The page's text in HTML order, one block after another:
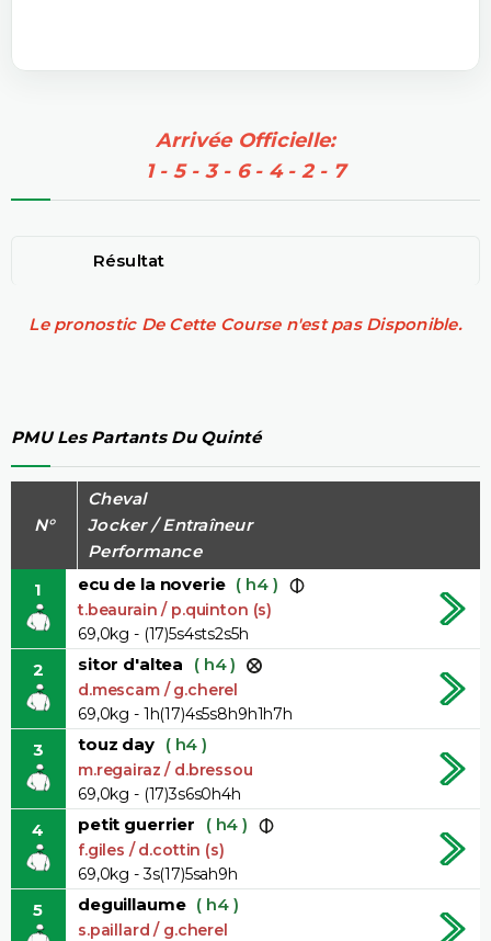
Arrivée Officielle:
1 - 5 - 3 - 6 - 4 - 2 - 7
Résultat
Le pronostic De Cette Course n'est pas Disponible.
PMU Les Partants Du Quinté
N°
Cheval
Jocker / Entraîneur
Performance
1
ecu de la noverie ( h4 )
t.beaurain / p.quinton (s)
69,0kg - (17)5s4sts2s5h
2 sitor d'altea ( h4 )
d.mescam / g.cherel
69,0kg - 1h(17)4s5s8h9h1h7h
3 touz day ( h4 )
m.regairaz / d.bressou
69,0kg - (17)3s6s0h4h
4 petit guerrier ( h4 )
f.giles / d.cottin (s)
69,0kg - 3s(17)5sah9h
5 deguillaume ( h4 )
s.paillard / g.cherel